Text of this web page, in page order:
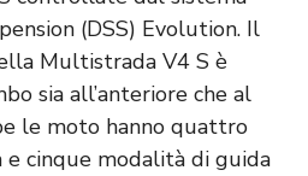
(DSS) Evolution. Il
Multistrada V4 S è
sia all’anteriore che al
le moto hanno quattro
cinque modalità di guida